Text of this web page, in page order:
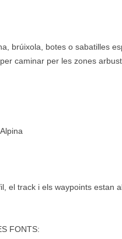
brúixola, botes o sabatilles
caminar per les zones
el track i els waypoints estan
FONTS: